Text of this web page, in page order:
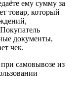
ему сумму за
товар, который
документы,
чек.
самовывозе из